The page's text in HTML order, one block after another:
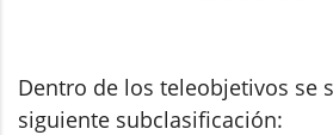
Dentro de los teleobjetivos se
siguiente subclasificación: